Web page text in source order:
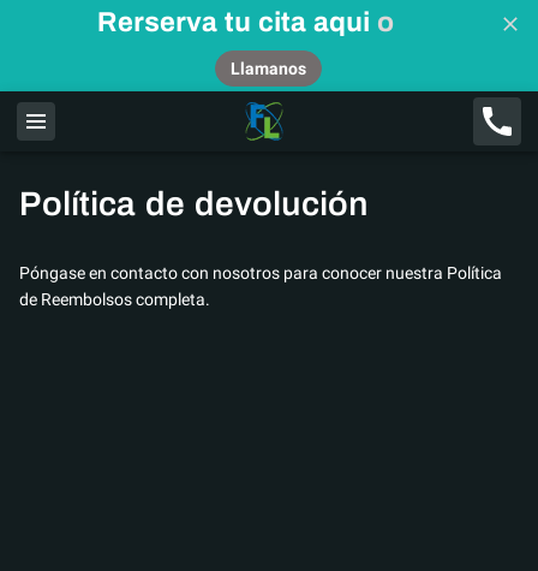
Rerserva tu cita aqui o
Llamanos
Política de devolución
Póngase en contacto con nosotros para conocer nuestra Política
de Reembolsos completa.